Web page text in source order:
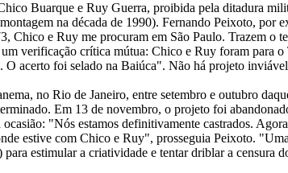
Buarque e Ruy Guerra, proibida pela ditadura
na década de 1990). Fernando Peixoto, por
e Ruy me procuram em São Paulo. Trazem o
verificação crítica mútua: Chico e Ruy foram para
O acerto foi selado na Baiúca". Não há projeto
no Rio de Janeiro, entre setembro e outubro
Em 13 de novembro, o projeto foi
"Nós estamos definitivamente castrados.
estive com Chico e Ruy", prosseguia Peixoto.
estimular a criatividade e tentar driblar a censura